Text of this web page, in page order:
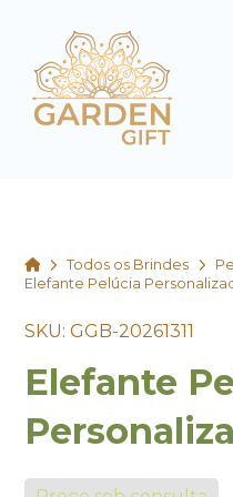
HomeTodos os Brindes
Elefante Pelúcia
SKU: GGB-20261311
Elefante